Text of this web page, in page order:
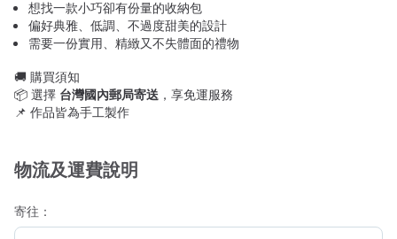
想找一款小巧卻有份量的收納包
偏好典雅、低調、不過度甜美的設計
需要一份實用、精緻又不失體面的禮物
🚚 購買須知
📦 選擇 台灣國內郵局寄送 ，享免運服務
📌 作品皆為手工製作
物流及運費說明
寄往：